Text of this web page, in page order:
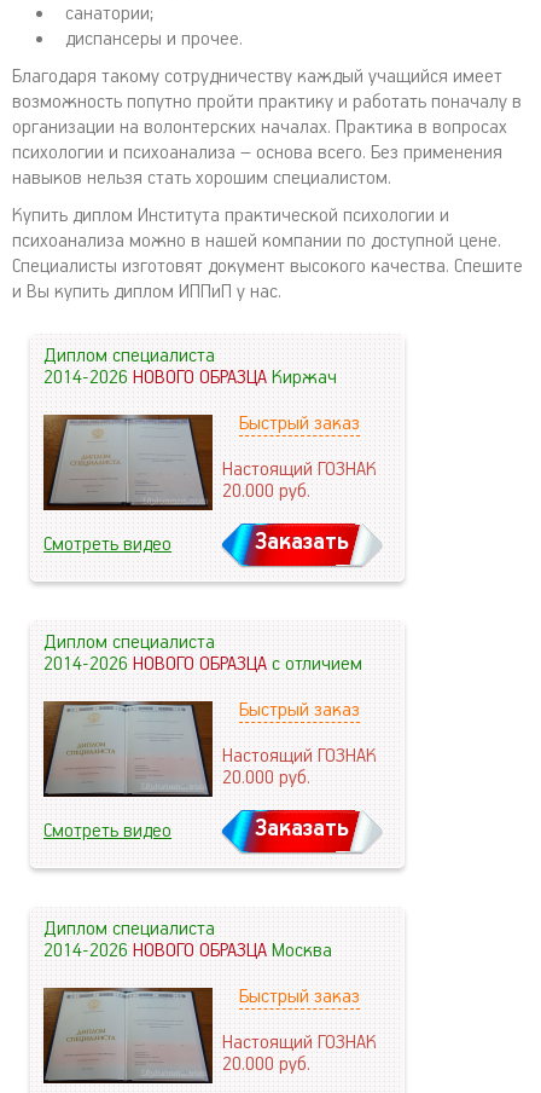
санатории;
диспансеры и прочее.
Благодаря такому сотрудничеству каждый учащийся имеет
возможность попутно пройти практику и работать поначалу в
организации на волонтерских началах. Практика в вопросах
психологии и психоанализа – основа всего. Без применения
навыков нельзя стать хорошим специалистом.
Купить диплом Института практической психологии и
психоанализа можно в нашей компании по доступной цене.
Специалисты изготовят документ высокого качества. Спешите
и Вы купить диплом ИППиП у нас.
Диплом специалиста
2014-2026НОВОГО ОБРАЗЦАКиржач
Быстрый заказ
Настоящий ГОЗНАК
20.000руб.
Смотреть видео Заказать
Диплом специалиста
2014-2026НОВОГО ОБРАЗЦАс отличием
Быстрый заказ
Настоящий ГОЗНАК
20.000руб.
Смотреть видео Заказать
Диплом специалиста
2014-2026НОВОГО ОБРАЗЦАМосква
Быстрый заказ
Настоящий ГОЗНАК
20.000руб.